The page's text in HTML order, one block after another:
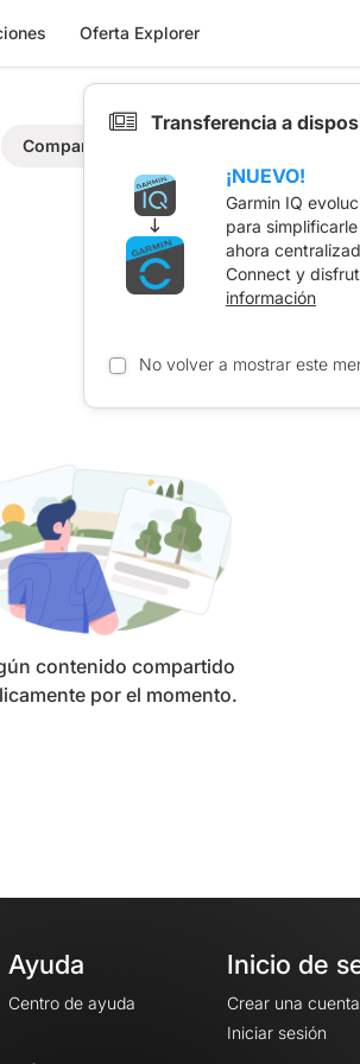
Oferta Explorer
Compartir
contenido compartido
por el momento.
Ayuda
Centro de ayuda
Inicio de
Crear una cuenta
Iniciar sesión
Transferencia a
¡NUEVO!
Garmin IQ
para
ahora
Connect y
información
No volver a mostrar este